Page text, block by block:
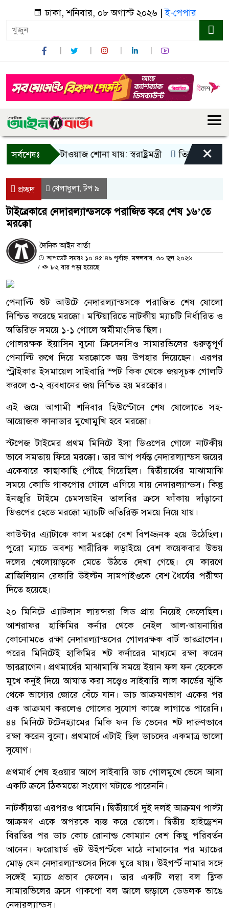
ঢাকা, শনিবার, ০৮ অগাস্ট ২০২৬ |ই-পেপার
সর্বশেষঃ
আওয়াজ-টাওয়াজ শোনা যায়: স্বরাষ্ট্রমন্ত্রী তিন দিনের মধ্যে
×
প্রচ্ছদ খেলাধুলা,টপ ৯
টাইব্রেকারে নেদারল্যান্ডসকে পরাজিত করে শেষ ১৬’তে
মরক্কো
দৈনিক আইন বার্তা
আপডেট সময়ঃ ১০:৪৫:৪৯ পূর্বাহ্ন, মঙ্গলবার, ৩০ জুন ২০২৬
/
৮২ বার পড়া হয়েছে
পেনাল্টি শুট আউটে নেদারল্যান্ডসকে পরাজিত শেষ ষোলো
নিশ্চিত করেছে মরক্কো। মন্টিয়ারিতে নাটকীয় ম্যাচটি নির্ধারিত ও
অতিরিক্ত সময়ে ১-১ গোলে অমীমাংসিত ছিল।
গোলরক্ষক ইয়াসিন বুনো ক্রিসেনসিও সামারভিলের গুরুত্বপূর্ণ
পেনাল্টি রুখে দিয়ে মরক্কোকে জয় উপহার দিয়েছেন। এরপর
স্ট্রাইকার ইসমায়েল সাইবারি স্পট কিক থেকে জয়সূচক গোলটি
করলে ৩-২ ব্যবধানের জয় নিশ্চিত হয় মরক্কোর।
এই জয়ে আগামী শনিবার হিউস্টোনে শেষ ষোলোতে সহ-
আয়োজক কানাডার মুখোমুখি হবে মরক্কো।
স্টপেজ টাইমের প্রথম মিনিটে ইসা ডিওপের গোলে নাটকীয়
ভাবে সমতায় ফিরে মরক্কো। তার আগ পর্যন্ত নেদারল্যান্ডস জয়ের
একেবারে কাছাকাছি পৌঁছে গিয়েছিল। দ্বিতীয়ার্ধের মাঝামাঝি
সময়ে কোডি গাকপোর গোলে এগিয়ে যায় নেদারল্যান্ডস। কিন্তু
ইনজুরি টাইমে চেমসডাইন তালবির ক্রসে ফাঁকায় দাঁড়ানো
ডিওপের হেডে মরক্কো ম্যাচটি অতিরিক্ত সময়ে নিয়ে যায়।
কাউন্টার এ্যাটাকে কাল মরক্কো বেশ বিপজ্জনক হয়ে উঠেছিল।
পুরো ম্যাচে অবশ্য শারীরিক লড়াইয়ে বেশ কয়েকবার উভয়
দলের খেলোয়াড়কে মেতে উঠতে দেখা গেছে। যে কারণে
ব্রাজিলিয়ান রেফারি উইল্টন সামপাইওকে বেশ ধৈর্যের পরীক্ষা
দিতে হয়েছে।
২০ মিনিটে এ্যাটলাস লায়ন্সরা লিড প্রায় নিয়েই ফেলেছিল।
আশরাফর হাকিমির কর্নার থেকে নেইল আল-আয়নায়ির
কোনোমতে রক্ষা নেদারল্যান্ডসের গোলরক্ষক বার্ট ভারব্রাগেন।
পরের মিনিটেই হাকিমির শট কর্নারের মাধ্যমে রক্ষা করেন
ভারব্রাগেন। প্রথমার্ধের মাঝামাঝি সময়ে ইয়ান ফল ফন হেকেকে
মুখে কনুই দিয়ে আঘাত করা সত্ত্বেও সাইবারি লাল কার্ডের ঝুঁকি
থেকে ভাগ্যের জোরে বেঁচে যান। ডাচ আক্রমণভাগ একের পর
এক আক্রমণ করলেও গোলের সুযোগ কাজে লাগাতে পারেনি।
৪৪ মিনিটে টটেনহ্যামের মিকি ফন ডি ভেনের শট দারুণভাবে
রক্ষা করেন বুনো। প্রথমার্ধে এটাই ছিল ডাচদের একমাত্র ভালো
সুযোগ।
প্রথমার্ধ শেষ হওয়ার আগে সাইবারি ডাচ গোলমুখে ভেসে আসা
একটি ক্রসে ঠিকমতো সংযোগ ঘটাতে পারেননি।
নাটকীয়তা এরপরও থামেনি। দ্বিতীয়ার্ধে দুই দলই আক্রমণ পাল্টা
আক্রমণ একে অপরকে ব্যস্ত করে তোলে। দ্বিতীয় হাইড্রেশন
বিরতির পর ডাচ কোচ রোনাল্ড কোম্যান বেশ কিছু পরিবর্তন
আনেন। ফরোয়ার্ড ওট উইগর্স্টকে মাঠে নামানোর পর ম্যাচের
মোড় যেন নেদারল্যান্ডসের দিকে ঘুরে যায়। উইগর্স্ট নামার সঙ্গে
সঙ্গেই ম্যাচে প্রভাব ফেলেন। তার একটি লম্বা বল ফ্লিক
সামারভিলের ক্রসে গাকপো বল জালে জড়ালে ডেডলক ভাঙে
নেদারল্যান্ডস।